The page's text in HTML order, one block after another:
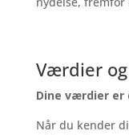
Værdier
Dine værdier
Når du kender